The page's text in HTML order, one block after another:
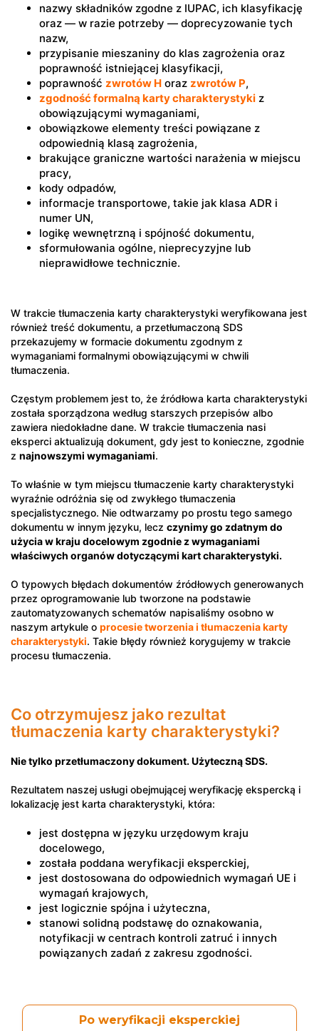
nazwy składników zgodne z IUPAC, ich klasyfikację
oraz — w razie potrzeby — doprecyzowanie tych
nazw,
przypisanie mieszaniny do klas zagrożenia oraz
poprawność istniejącej klasyfikacji,
poprawność zwrotów H oraz zwrotów P,
zgodność formalną karty charakterystyki z
obowiązującymi wymaganiami,
obowiązkowe elementy treści powiązane z
odpowiednią klasą zagrożenia,
brakujące graniczne wartości narażenia w miejscu
pracy,
kody odpadów,
informacje transportowe, takie jak klasa ADR i
numer UN,
logikę wewnętrzną i spójność dokumentu,
sformułowania ogólne, nieprecyzyjne lub
nieprawidłowe technicznie.
W trakcie tłumaczenia karty charakterystyki weryfikowana jest
również treść dokumentu, a przetłumaczoną SDS
przekazujemy w formacie dokumentu zgodnym z
wymaganiami formalnymi obowiązującymi w chwili
tłumaczenia.
Częstym problemem jest to, że źródłowa karta charakterystyki
została sporządzona według starszych przepisów albo
zawiera niedokładne dane. W trakcie tłumaczenia nasi
eksperci aktualizują dokument, gdy jest to konieczne, zgodnie
z najnowszymi wymaganiami.
To właśnie w tym miejscu tłumaczenie karty charakterystyki
wyraźnie odróżnia się od zwykłego tłumaczenia
specjalistycznego. Nie odtwarzamy po prostu tego samego
dokumentu w innym języku, lecz czynimy go zdatnym do
użycia w kraju docelowym zgodnie z wymaganiami
właściwych organów dotyczącymi kart charakterystyki.
O typowych błędach dokumentów źródłowych generowanych
przez oprogramowanie lub tworzone na podstawie
zautomatyzowanych schematów napisaliśmy osobno w
naszym artykule o procesie tworzenia i tłumaczenia karty
charakterystyki. Takie błędy również korygujemy w trakcie
procesu tłumaczenia.
Co otrzymujesz jako rezultat
tłumaczenia karty charakterystyki?
Nie tylko przetłumaczony dokument. Użyteczną SDS.
Rezultatem naszej usługi obejmującej weryfikację ekspercką i
lokalizację jest karta charakterystyki, która:
jest dostępna w języku urzędowym kraju
docelowego,
została poddana weryfikacji eksperckiej,
jest dostosowana do odpowiednich wymagań UE i
wymagań krajowych,
jest logicznie spójna i użyteczna,
stanowi solidną podstawę do oznakowania,
notyfikacji w centrach kontroli zatruć i innych
powiązanych zadań z zakresu zgodności.
Po weryfikacji eksperckiej